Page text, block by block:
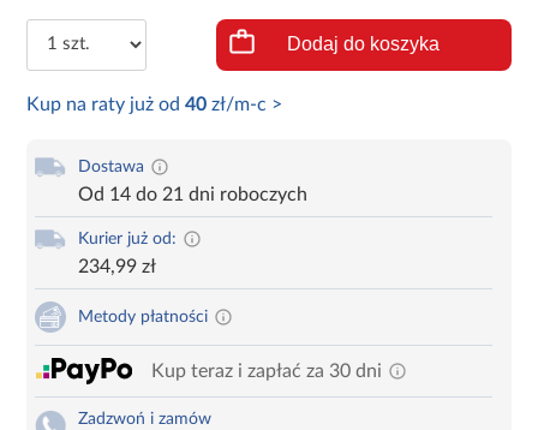
Dodaj do koszyka
Kup na raty już od40 zł/m-c >
Dostawa
Od 14 do 21 dni roboczych
Kurier już od:
234,99 zł
Metody płatności
Kup teraz i zapłać za 30 dni
Zadzwoń i zamów